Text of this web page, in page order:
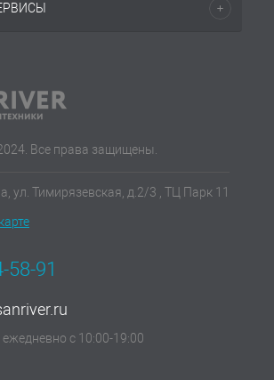
Все права защищены.
ул. Тимирязевская, д.2/3 , ТЦ Парк 11
58-91
с 10:00-19:00